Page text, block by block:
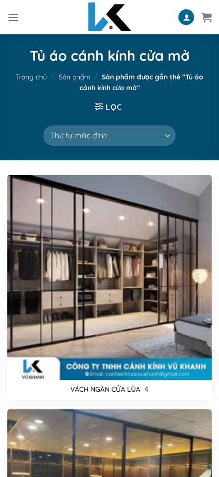
Tủ áo cánh kính cửa mở
Trang chủ / Sản phẩm / Sản phẩm được gắn thẻ “Tủ áo
cánh kính cửa mở”
LỌC
VÁCH NGĂN CỬA LÙA 4